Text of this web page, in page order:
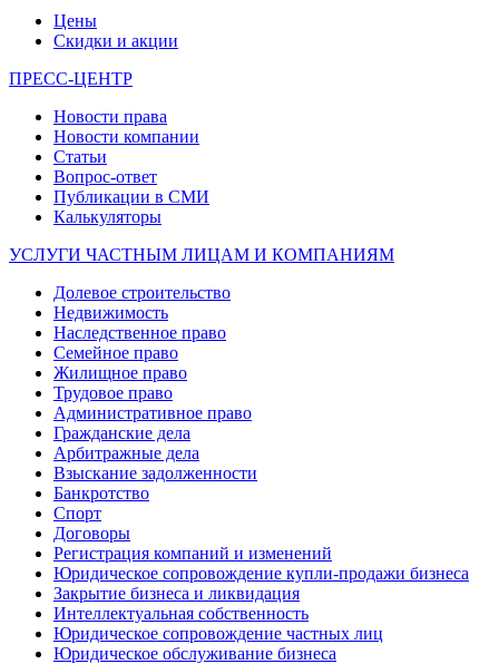
Цены
Скидки и акции
ПРЕСС-ЦЕНТР
Новости права
Новости компании
Статьи
Вопрос-ответ
Публикации в СМИ
Калькуляторы
УСЛУГИ ЧАСТНЫМ ЛИЦАМ И КОМПАНИЯМ
Долевое строительство
Недвижимость
Наследственное право
Семейное право
Жилищное право
Трудовое право
Административное право
Гражданские дела
Арбитражные дела
Взыскание задолженности
Банкротство
Спорт
Договоры
Регистрация компаний и изменений
Юридическое сопровождение купли-продажи бизнеса
Закрытие бизнеса и ликвидация
Интеллектуальная собственность
Юридическое сопровождение частных лиц
Юридическое обслуживание бизнеса